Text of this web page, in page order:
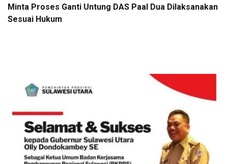
Minta Proses Ganti Untung DAS Paal Dua Dilaksanakan
Sesuai Hukum